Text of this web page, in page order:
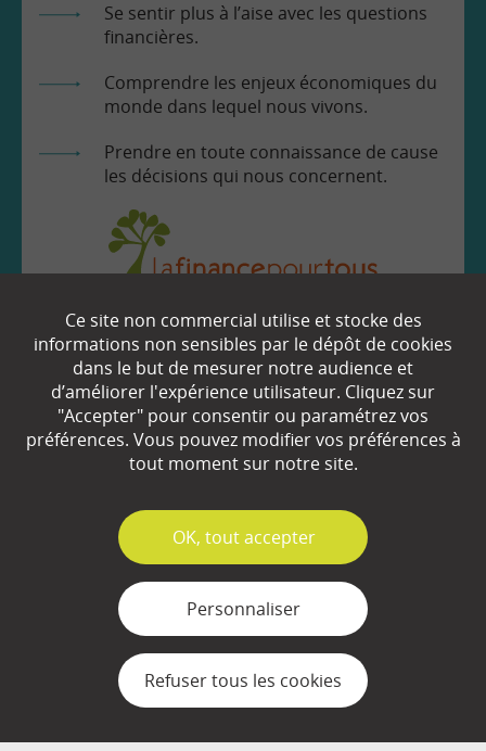
Se sentir plus à l’aise avec les questions
financières.
Comprendre les enjeux économiques du
monde dans lequel nous vivons.
Prendre en toute connaissance de cause
les décisions qui nous concernent.
EN SAVOIR
Qui sommes-nous ?
Partenaires
Plan du site
Mentions légales
Gestion des cookies
Ce site non commercial utilise et stocke des
informations non sensibles par le dépôt de cookies
dans le but de mesurer notre audience et
d’améliorer l'expérience utilisateur. Cliquez sur
"Accepter" pour consentir ou paramétrez vos
préférences. Vous pouvez modifier vos préférences à
tout moment sur notre site.
✓
OK, tout accepter
Personnaliser
Refuser tous les cookies